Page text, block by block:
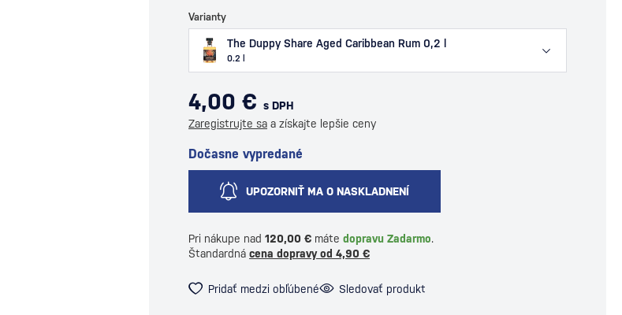
Varianty
The Duppy Share Aged Caribbean Rum 0,2 l
0.2 l
4,00 € s DPH
Zaregistrujte sa a získajte lepšie ceny
Dočasne vypredané
UPOZORNIŤ MA O NASKLADNENÍ
Pri nákupe nad 120,00 € máte dopravu Zadarmo.
Štandardná cena dopravy od 4,90 €
Pridať medzi obľúbené Sledovať produkt